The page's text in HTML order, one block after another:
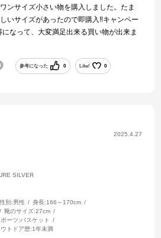
ンサイズ小さい物を購入しました。たま
いサイズがあったので即購入‼️キャンペー
なって、大変満足出来る買い物が出来ま
参考になった 0 Like! 0
2025.4.27
SILVER
性別:男性 身長:166～170cm
靴のサイズ:27cm
ーツ:バスケット
トドア歴:1年未満